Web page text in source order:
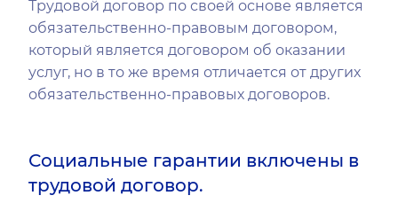
Трудовой договор по своей основе является
обязательственно-правовым договором,
который является договором об оказании
услуг, но в то же время отличается от других
обязательственно-правовых договоров.
Социальные гарантии включены в
трудовой договор.